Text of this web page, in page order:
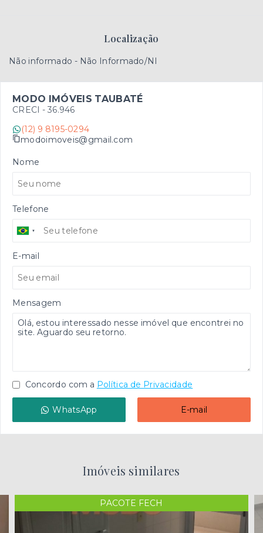
Localização
Não informado - Não Informado/NI
MODO IMÓVEIS TAUBATÉ
CRECI - 36.946
(12) 9 8195-0294
modoimoveis@gmail.com
Nome
Telefone
E-mail
Mensagem
Concordo com a Política de Privacidade
WhatsApp E-mail
Imóveis similares
PACOTE FECH